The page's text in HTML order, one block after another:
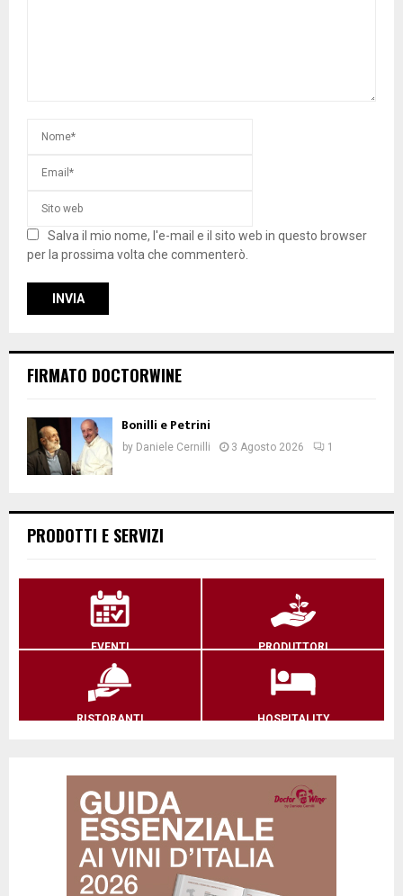
Salva il mio nome, l'e-mail e il sito web in questo browser
per la prossima volta che commenterò.
FIRMATO DOCTORWINE
Bonilli e Petrini
by Daniele Cernilli 3 Agosto 2026 1
PRODOTTI E SERVIZI
EVENTI PRODUTTORI
RISTORANTI HOSPITALITY